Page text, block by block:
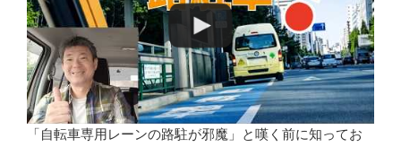
「自転車専用レーンの路駐が邪魔」と嘆く前に知ってお